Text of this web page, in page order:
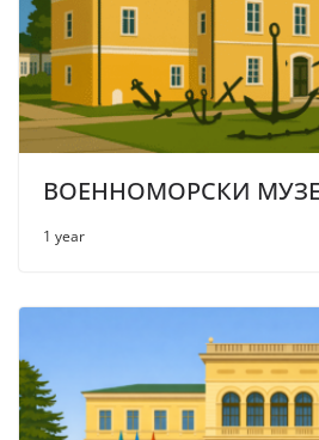
ВОЕННОМОРСКИ
1 year